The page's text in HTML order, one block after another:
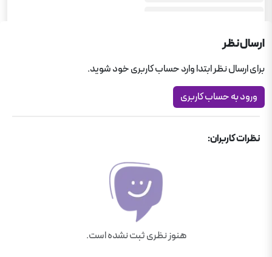
علوم و فنون ادبی یازدهم انسانی
ارسال نظر
برای ارسال نظر ابتدا وارد حساب کاربری خود شوید.
ورود به حساب کاربری
نظرات کاربران:
هنوز نظری ثبت نشده است.